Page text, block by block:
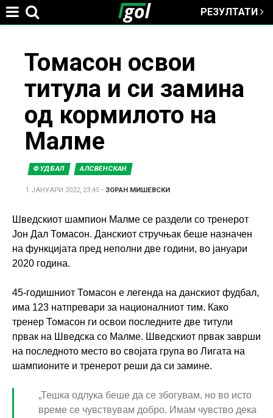
РЕЗУЛТАТИ
You
here
Томасон освои
титула и си замина
од кормилото на
Малме
ФУДБАЛ АЛСВЕНСКАН
1 ЈАНУАРИ 2022, 23:45 •ЗОРАН МИШЕВСКИ
Шведскиот шампион Малме се раздели со тренерот
Јон Дал Томасон. Данскиот стручњак беше назначен
на функцијата пред неполни две години, во јануари
2020 година.
45-годишниот Томасон е легенда на данскиот фудбал,
има 123 натпревари за националниот тим. Како
тренер Томасон ги освои последните две титули
првак на Шведска со Малме. Шведскиот првак заврши
на последното место во својата група во Лигата на
шампионите и тренерот реши да си замине.
„Тешка одлука беше да се збогувам, но во исто
време се чувствувам добро. Имам чувство дека